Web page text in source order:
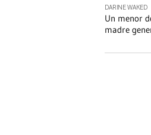
DARINE WAKED
Un menor
madre